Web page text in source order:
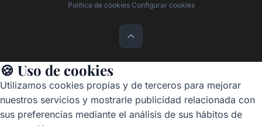
Política de cookies·Configurar cookies
🍪 Uso de cookies
Utilizamos cookies propias y de terceros para mejorar
nuestros servicios y mostrarle publicidad relacionada con
sus preferencias mediante el análisis de sus hábitos de